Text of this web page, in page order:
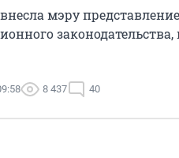
мэру
8 437 40